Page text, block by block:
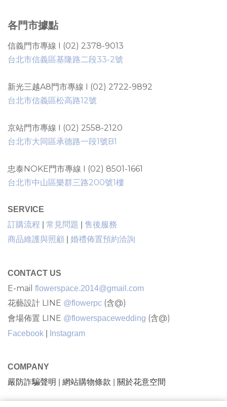
各門市據點
信義門市專線 I (02) 2378-9013
台北市信義區基隆路二段33-2號
新光三越A8門市專線 I (02) 2722-9892
台北市信義區松高路12號
京站門市專線 I (02) 2558-2120
台北市大同區承德路一段1號B1
忠泰NOKE門市專線 I (02) 8501-1661
台北市中山區樂群三路200號1樓
SERVICE
訂購流程
常見問題 售後服務
商品維護與照顧 婚禮佈置預約洽詢
CONTACT US
E-mail flowerspace.2014@gmail.com
花藝設計 LINE @flowerpc (含@)
會場佈置 LINE @flowerspacewedding (含@)
Facebook Instagram
COMPANY
嚴防詐騙聲明 網站購物條款 關於花意空間